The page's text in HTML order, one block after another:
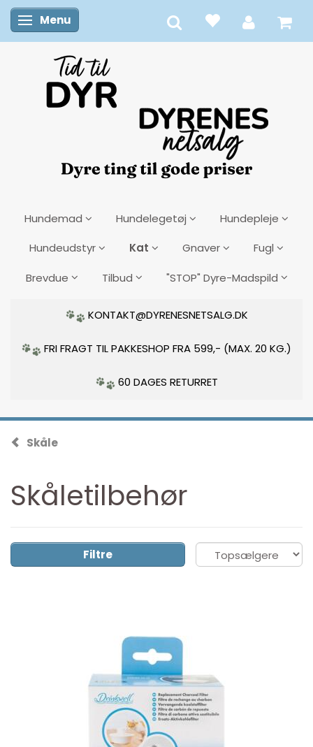
Skifte navigation
Menu
Hundemad Hundelegetøj Hundepleje
Hundeudstyr Kat Gnaver Fugl
Brevdue Tilbud "STOP" Dyre-Madspild
KONTAKT@DYRENESNETSALG.DK
FRI FRAGT TIL PAKKESHOP FRA 599,- (MAX. 20 KG.)
60 DAGES RETURRET
Skåle
Skåletilbehør
Filtre